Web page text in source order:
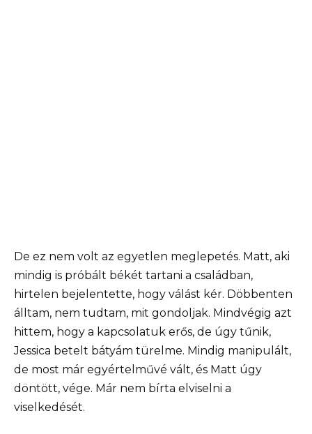
De ez nem volt az egyetlen meglepetés. Matt, aki
mindig is próbált békét tartani a családban,
hirtelen bejelentette, hogy válást kér. Döbbenten
álltam, nem tudtam, mit gondoljak. Mindvégig azt
hittem, hogy a kapcsolatuk erős, de úgy tűnik,
Jessica betelt bátyám türelme. Mindig manipulált,
de most már egyértelművé vált, és Matt úgy
döntött, vége. Már nem bírta elviselni a
viselkedését.